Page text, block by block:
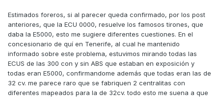
Estimados foreros, si al parecer queda confirmado, por los post
anteriores, que la ECU 0000, resuelve los famosos tirones, que
daba la E5000, esto me sugiere diferentes cuestiones. En el
concesionario de quí en Tenerife, al cual he mantenido
informado sobre este problema, estuvimos mirando todas las
ECUS de las 300 con y sin ABS que estaban en exposición y
todas eran E5000, confirmandome además que todas eran las de
32 cv. me parece raro que se fabriquen 2 centralitas con
diferentes mapeados para la de 32cv. todo esto me suena a que